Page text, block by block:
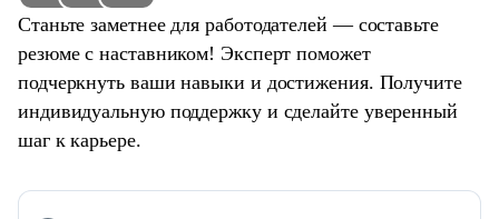
Станьте заметнее для работодателей — составьте
резюме с наставником! Эксперт поможет
подчеркнуть ваши навыки и достижения. Получите
индивидуальную поддержку и сделайте уверенный
шаг к карьере.